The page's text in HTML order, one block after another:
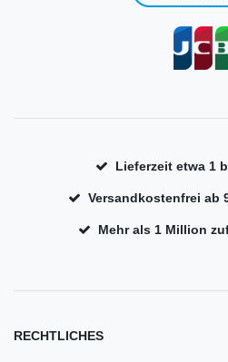
Lieferzeit etwa 1
Versandkostenfrei ab
Mehr als 1 Million
RECHTLICHES